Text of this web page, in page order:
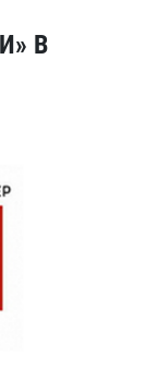
В